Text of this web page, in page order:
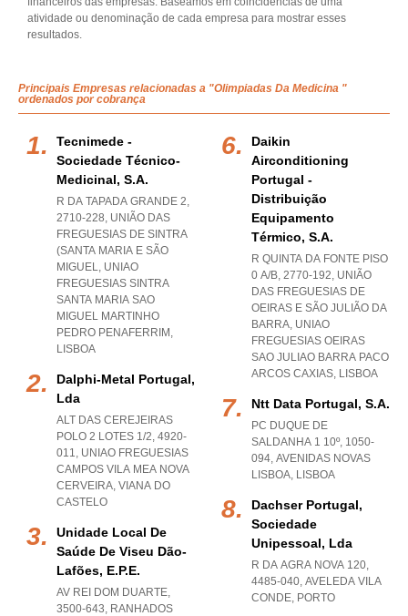
atividade ou denominação de cada empresa para mostrar esses
resultados.
Principais Empresas relacionadas a "Olimpiadas Da Medicina "
ordenados por cobrança
Tecnimede -
Sociedade Técnico-
Medicinal, S.a.
R DA TAPADA GRANDE 2,
2710-228, UNIÃO DAS
FREGUESIAS DE SINTRA
(SANTA MARIA E SÃO
MIGUEL, UNIAO
FREGUESIAS SINTRA
SANTA MARIA SAO
MIGUEL MARTINHO
PEDRO PENAFERRIM ,
LISBOA
Dalphi-Metal Portugal,
Lda
ALT DAS CEREJEIRAS
POLO 2 LOTES 1/2, 4920-
011, UNIAO FREGUESIAS
CAMPOS VILA MEA NOVA
CERVEIRA, VIANA DO
CASTELO
Unidade Local De
Saúde De Viseu Dão-
Lafões, E.p.e.
AV REI DOM DUARTE,
3500-643, RANHADOS
Daikin
Airconditioning
Portugal -
Distribuição
Equipamento
Térmico, S.a.
R QUINTA DA FONTE PISO
0 A/B, 2770-192, UNIÃO
DAS FREGUESIAS DE
OEIRAS E SÃO JULIÃO DA
BARRA, UNIAO
FREGUESIAS OEIRAS
SAO JULIAO BARRA PACO
ARCOS CAXIAS, LISBOA
Ntt Data Portugal, S.a.
PC DUQUE DE
SALDANHA 1 10º, 1050-
094, AVENIDAS NOVAS
LISBOA, LISBOA
Dachser Portugal,
Sociedade
Unipessoal, Lda
R DA AGRA NOVA 120,
4485-040, AVELEDA VILA
CONDE, PORTO